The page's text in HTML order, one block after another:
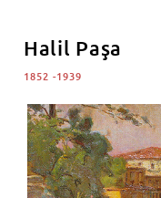
Halil Paşa
1852 -1939